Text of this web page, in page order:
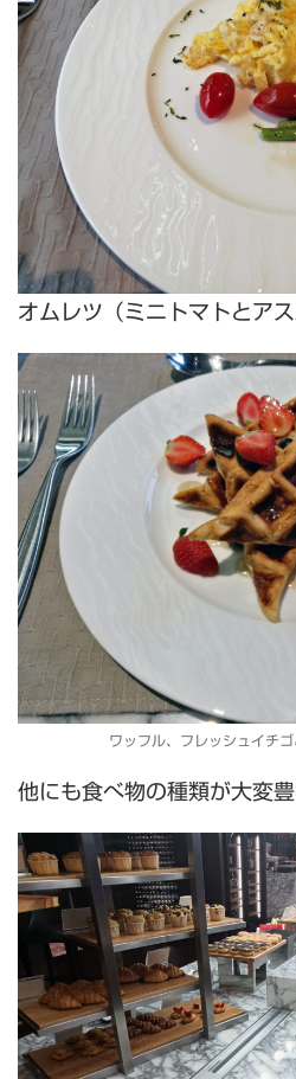
オムレツ（ミニトマトとアス
ワッフル、フレッシュイチ
他にも食べ物の種類が大変豊